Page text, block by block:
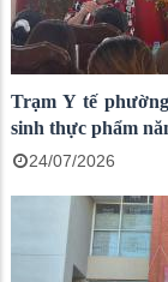
Trạm Y tế
sinh thực phẩm
24/07/2026